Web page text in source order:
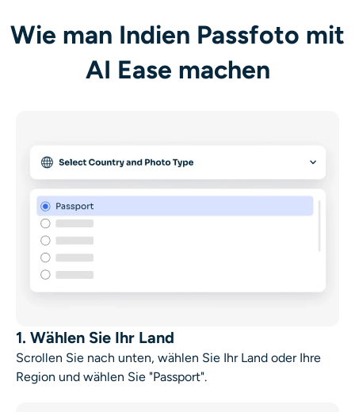
Wie man Indien Passfoto mit
AI Ease machen
1. Wählen Sie Ihr Land
Scrollen Sie nach unten, wählen Sie Ihr Land oder Ihre
Region und wählen Sie "Passport".